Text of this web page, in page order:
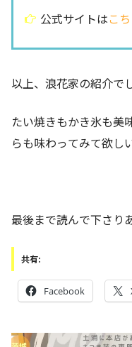
公式サイトはこ
以上、浪花家の紹介で
たい焼きもかき氷も美
らも味わってみて欲し
最後まで読んで下さり
共有:
Facebook